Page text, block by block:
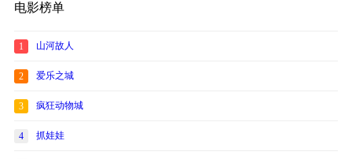
电影榜单
1 山河故人
2 爱乐之城
3 疯狂动物城
4 抓娃娃